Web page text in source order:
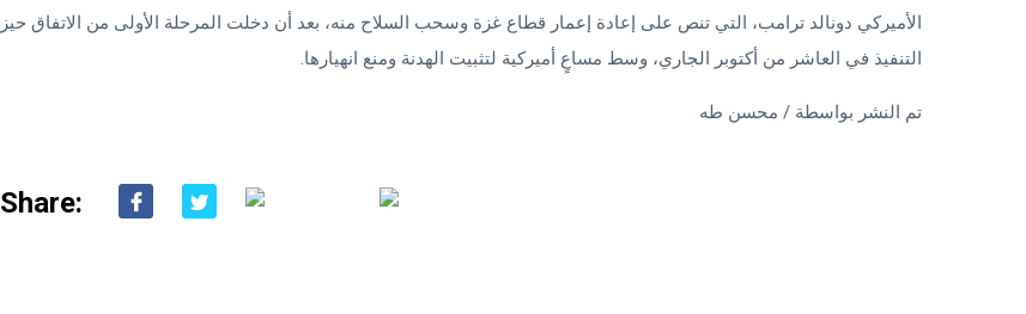
الأميركي دونالد ترامب، التي تنص على إعادة إعمار قطاع غزة وسحب السلاح منه، بعد أن دخلت المرحلة الأولى من الاتفاق حيز
التنفيذ في العاشر من أكتوبر الجاري، وسط مساعٍ أميركية لتثبيت الهدنة ومنع انهيارها.
تم النشر بواسطة / محسن طه
Share: